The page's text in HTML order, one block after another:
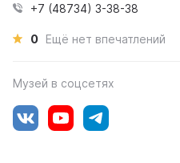
+7 (48734) 3-38-38
0 Ещё нет впечатлений
Музей в соцсетях